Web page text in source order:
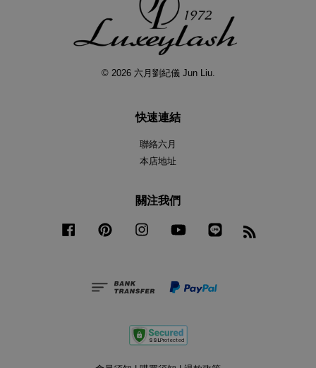
© 2026 六月劉紀儀 Jun Liu.
快速連結
聯絡六月
本店地址
關注我們
Facebook Pinterest Instagram YouTube